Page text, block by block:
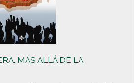
MÁS ALLÁ DE LA